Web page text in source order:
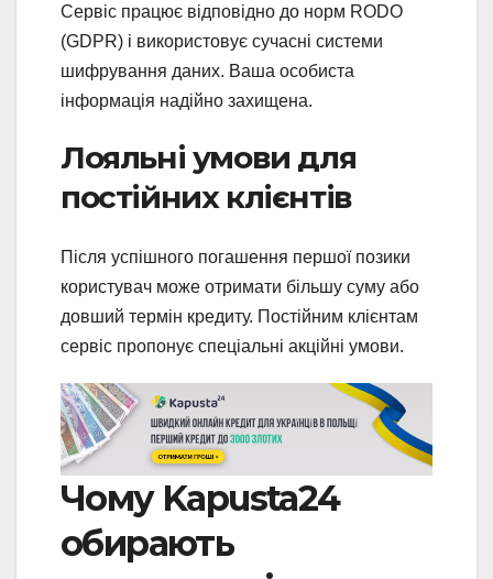
Сервіс працює відповідно до норм RODO
(GDPR) і використовує сучасні системи
шифрування даних. Ваша особиста
інформація надійно захищена.
Лояльні умови для
постійних клієнтів
Після успішного погашення першої позики
користувач може отримати більшу суму або
довший термін кредиту. Постійним клієнтам
сервіс пропонує спеціальні акційні умови.
Чому Kapusta24
обирають